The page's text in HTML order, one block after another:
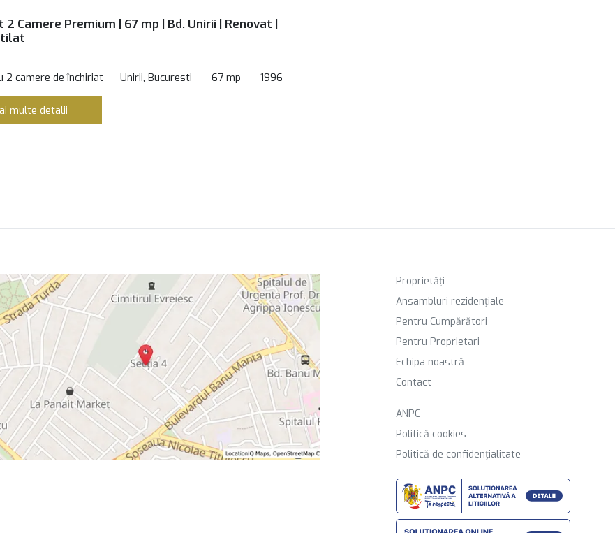
Camere Premium | 67 mp | Bd. Unirii | Renovat |
2 camere de închiriat Unirii, Bucuresti 67 mp 1996
multe detalii
Proprietăți
Ansambluri rezidențiale
Pentru Cumpărători
Pentru Proprietari
Echipa noastră
Contact
ANPC
Politică cookies
Politică de confidențialitate